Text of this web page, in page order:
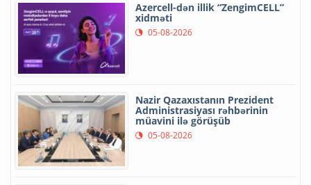
Azercell-dən illik “ZengimCELL”
xidməti
05-08-2026
Nazir Qazaxıstanın Prezident
Administrasiyası rəhbərinin
müavini ilə görüşüb
05-08-2026